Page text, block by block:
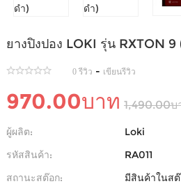
ยางปิงปอง LOKI รุ่น RXTON 9
0 รีวิว - เขียนรีวิว
970.00บาท 1,490.00บ
ผู้ผลิต:
Loki
รหัสสินค้า:
RA011
สถานะสต๊อก:
มีสินค้าในส